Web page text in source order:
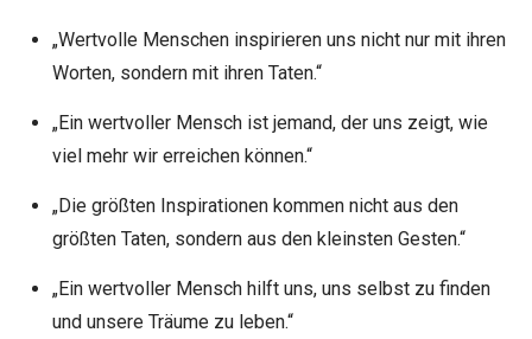
„Wertvolle Menschen inspirieren uns nicht nur mit ihren
Worten, sondern mit ihren Taten.“
„Ein wertvoller Mensch ist jemand, der uns zeigt, wie
viel mehr wir erreichen können.“
„Die größten Inspirationen kommen nicht aus den
größten Taten, sondern aus den kleinsten Gesten.“
„Ein wertvoller Mensch hilft uns, uns selbst zu finden
und unsere Träume zu leben.“